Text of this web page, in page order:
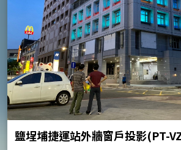
鹽埕埔捷運站外牆窗戶投影(PT-